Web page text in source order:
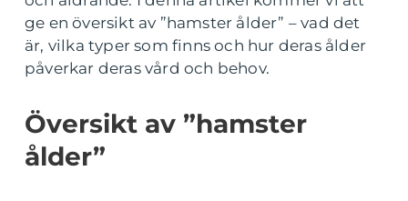
ge en översikt av ”hamster ålder” – vad det
är, vilka typer som finns och hur deras ålder
påverkar deras vård och behov.
Översikt av ”hamster
ålder”